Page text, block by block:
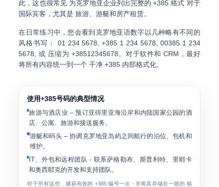
此，这也很常见 为克罗地亚企业列出完整的+385 格式 对于
国际宾客，尤其是 旅游、游艇和房产租赁。
在日常练习中，您会看到克罗地亚语数字以几种略有不同的
风格书写： 01 234 5678 ,+385 1 234 5678
00385 1 234
5678 , 或 压缩为 +38512345678。对于软件和 CRM，最好
将所有内容统一到一个 干净+385 内部格式化。
使用+385号码的典型情况
旅游与酒店业 – 预订亚得里亚海沿岸和内陆国家公园的酒
店、公寓、旅游和接送服务。
游艇和码头– 协调克罗地亚岛屿之间航行的泊位、包机和
维护。
IT、外包和远程团队 - 联系萨格勒布、斯普利特、里耶卡
和奥西耶克的开发和支持团队。
对于所有这些，捕获有效的 +385编号一次 - 并将其存储在一致的 格